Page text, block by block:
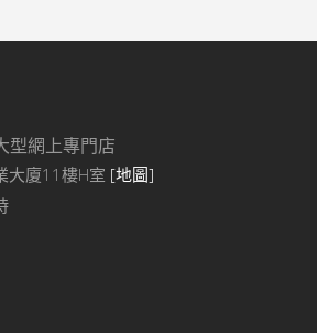
型網上專門店
大廈11樓H室 [地圖]